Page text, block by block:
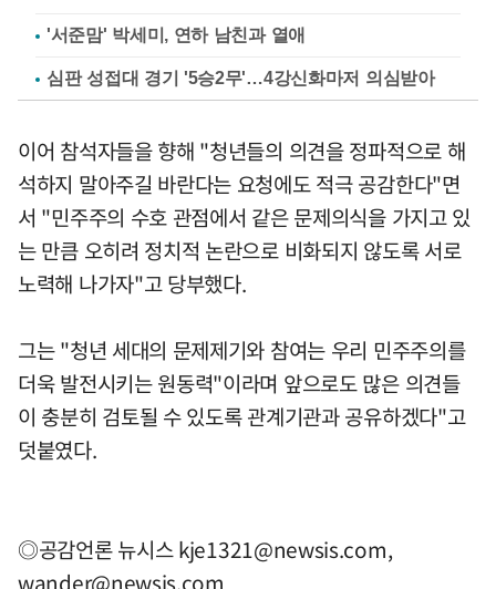
'서준맘' 박세미, 연하 남친과 열애
심판 성접대 경기 '5승2무'…4강신화마저 의심받아
이어 참석자들을 향해 "청년들의 의견을 정파적으로 해
석하지 말아주길 바란다는 요청에도 적극 공감한다"면
서 "민주주의 수호 관점에서 같은 문제의식을 가지고 있
는 만큼 오히려 정치적 논란으로 비화되지 않도록 서로
노력해 나가자"고 당부했다.
그는 "청년 세대의 문제제기와 참여는 우리 민주주의를
더욱 발전시키는 원동력"이라며 앞으로도 많은 의견들
이 충분히 검토될 수 있도록 관계기관과 공유하겠다"고
덧붙였다.
◎공감언론 뉴시스kje1321@newsis.com,
wander@newsis.com